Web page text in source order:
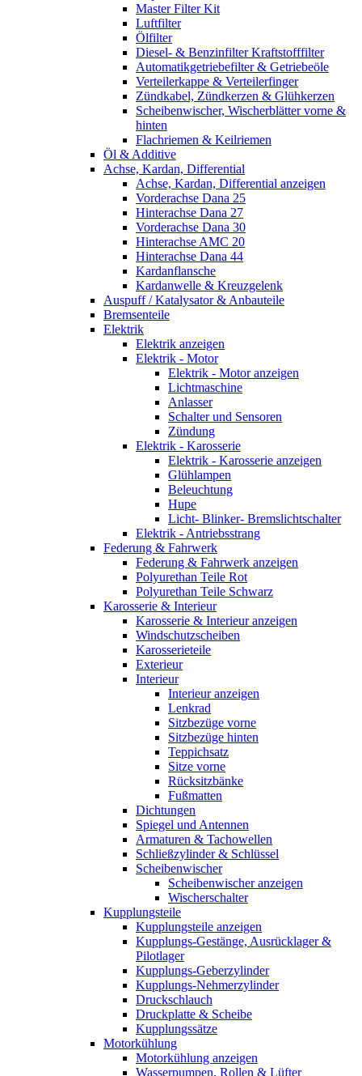
Master Filter Kit
Luftfilter
Ölfilter
Diesel- & Benzinfilter Kraftstofffilter
Automatikgetriebefilter & Getriebeöle
Verteilerkappe & Verteilerfinger
Zündkabel, Zündkerzen & Glühkerzen
Scheibenwischer, Wischerblätter vorne &
hinten
Flachriemen & Keilriemen
Öl & Additive
Achse, Kardan, Differential
Achse, Kardan, Differential anzeigen
Vorderachse Dana 25
Hinterachse Dana 27
Vorderachse Dana 30
Hinterachse AMC 20
Hinterachse Dana 44
Kardanflansche
Kardanwelle & Kreuzgelenk
Auspuff / Katalysator & Anbauteile
Bremsenteile
Elektrik
Elektrik anzeigen
Elektrik - Motor
Elektrik - Motor anzeigen
Lichtmaschine
Anlasser
Schalter und Sensoren
Zündung
Elektrik - Karosserie
Elektrik - Karosserie anzeigen
Glühlampen
Beleuchtung
Hupe
Licht- Blinker- Bremslichtschalter
Elektrik - Antriebsstrang
Federung & Fahrwerk
Federung & Fahrwerk anzeigen
Polyurethan Teile Rot
Polyurethan Teile Schwarz
Karosserie & Interieur
Karosserie & Interieur anzeigen
Windschutzscheiben
Karosserieteile
Exterieur
Interieur
Interieur anzeigen
Lenkrad
Sitzbezüge vorne
Sitzbezüge hinten
Teppichsatz
Sitze vorne
Rücksitzbänke
Fußmatten
Dichtungen
Spiegel und Antennen
Armaturen & Tachowellen
Schließzylinder & Schlüssel
Scheibenwischer
Scheibenwischer anzeigen
Wischerschalter
Kupplungsteile
Kupplungsteile anzeigen
Kupplungs-Gestänge, Ausrücklager &
Pilotlager
Kupplungs-Geberzylinder
Kupplungs-Nehmerzylinder
Druckschlauch
Druckplatte & Scheibe
Kupplungssätze
Motorkühlung
Motorkühlung anzeigen
Wasserpumpen, Rollen & Lüfter